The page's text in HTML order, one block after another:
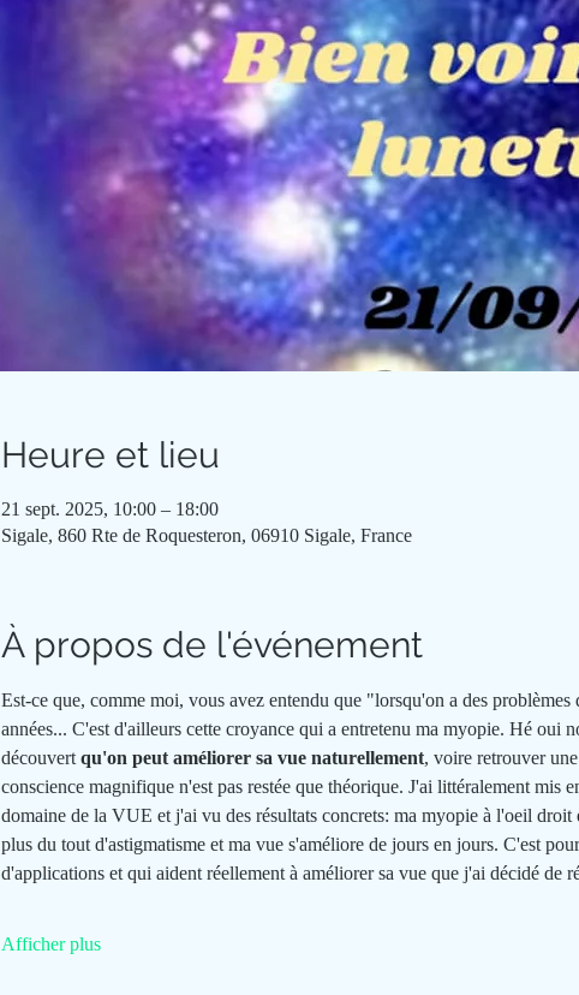
Heure et lieu
21 sept. 2025, 10:00 – 18:00
Sigale, 860 Rte de Roquesteron, 06910 Sigale, France
À propos de l'événement
Est-ce que, comme moi, vous avez entendu que "lorsqu'on a des
années... C'est d'ailleurs cette croyance qui a entretenu ma myopie. Hé oui
découvert qu'on peut améliorer sa vue naturellement, voire retrouver
conscience magnifique n'est pas restée que théorique. J'ai littéralement mis
domaine de la VUE et j'ai vu des résultats concrets: ma myopie à l'oeil droit
plus du tout d'astigmatisme et ma vue s'améliore de jours en jours. C'est
d'applications et qui aident réellement à améliorer sa vue que j'ai décidé de
Afficher plus